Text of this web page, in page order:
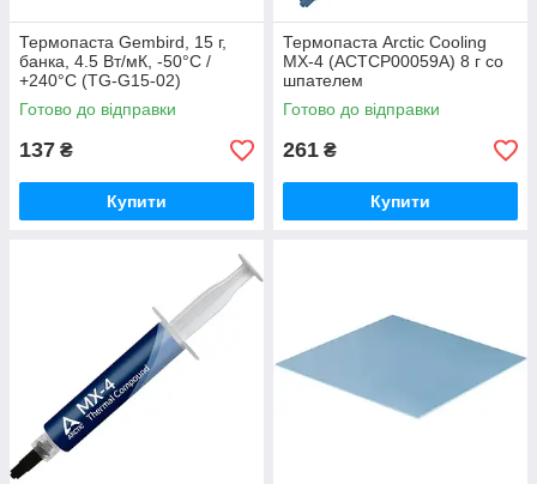
Термопаста Gembird, 15 г,
банка, 4.5 Вт/мК, -50°C /
+240°C (TG-G15-02)
Готово до відправки
137 ₴
Купити
Термопаста Arctic Cooling
MX-4 (ACTCP00059A) 8 г со
шпателем
Готово до відправки
261 ₴
Купити